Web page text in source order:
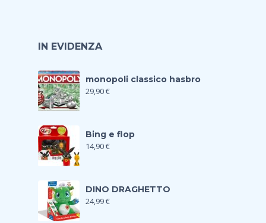
IN EVIDENZA
monopoli classico hasbro
29,90€
Bing e flop
14,90€
DINO DRAGHETTO
24,99€